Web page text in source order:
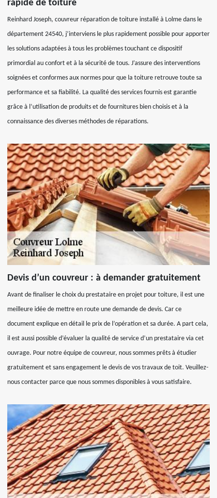
rapide de toiture
Reinhard Joseph, couvreur réparation de toiture installé à Lolme dans le
département 24540, j’interviens le plus rapidement possible pour apporter
les solutions adaptées à tous les problèmes touchant ce dispositif
primordial au confort et à la sécurité de tous. J’assure des interventions
soignées et conformes aux normes pour que la toiture retrouve toute sa
performance et sa fiabilité. La qualité des services fournis est garantie
grâce à l’utilisation de produits et de fournitures bien choisis et à la
connaissance des diverses méthodes de réparations.
Devis d’un couvreur : à demander gratuitement
Avant de finaliser le choix du prestataire en projet pour toiture, il est une
meilleure idée de mettre en route une demande de devis. Car ce
document explique en détail le prix de l’opération et sa durée. A part cela,
il est aussi possible d’évaluer la qualité de service d’un prestataire via cet
ouvrage. Pour notre équipe de couvreur, nous sommes prêts à étudier
gratuitement et sans engagement le devis de vos travaux de toit. Veuillez-
nous contacter parce que nous sommes disponibles à vous satisfaire.